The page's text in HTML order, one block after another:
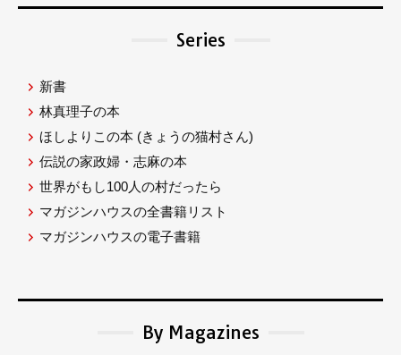
Series
新書
林真理子の本
ほしよりこの本 (きょうの猫村さん)
伝説の家政婦・志麻の本
世界がもし100人の村だったら
マガジンハウスの全書籍リスト
マガジンハウスの電子書籍
By Magazines